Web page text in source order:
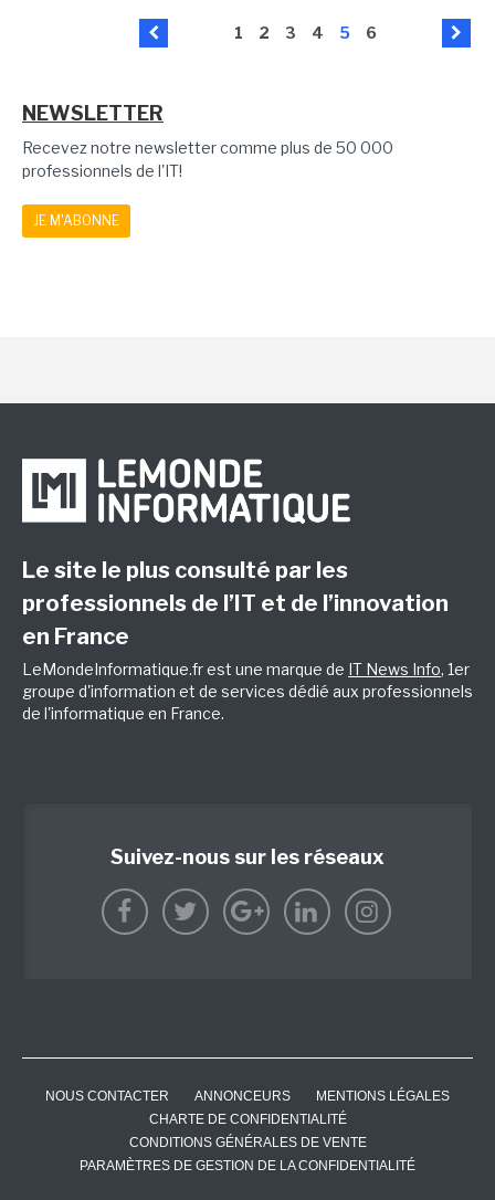
1 2 3 4 5 6
NEWSLETTER
Recevez notre newsletter comme plus de 50 000
professionnels de l'IT!
JE M'ABONNE
Le site le plus consulté par les
professionnels de l’IT et de l’innovation
en France
LeMondeInformatique.fr est une marque de IT News Info, 1er
groupe d'information et de services dédié aux professionnels
de l'informatique en France.
Suivez-nous sur les réseaux
NOUS CONTACTER ANNONCEURS
MENTIONS LÉGALES
CHARTE DE CONFIDENTIALITÉ
CONDITIONS GÉNÉRALES DE VENTE
PARAMÈTRES DE GESTION DE LA CONFIDENTIALITÉ